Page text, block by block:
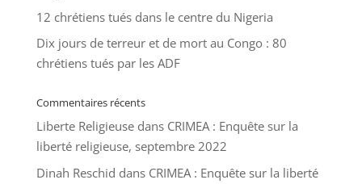
12 chrétiens tués dans le centre du Nigeria
Dix jours de terreur et de mort au Congo : 80
chrétiens tués par les ADF
Commentaires récents
Liberte Religieusedans CRIMEA : Enquête sur la
liberté religieuse, septembre 2022
Dinah Reschid dans CRIMEA : Enquête sur la liberté